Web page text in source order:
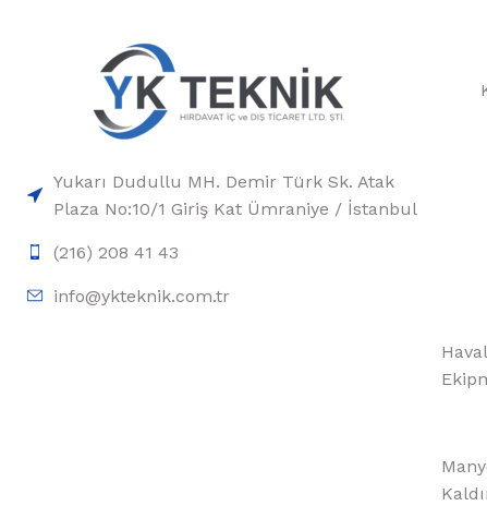
Yukarı Dudullu MH. Demir Türk Sk. Atak
Plaza No:10/1 Giriş Kat Ümraniye / İstanbul
(216) 208 41 43
info@ykteknik.com.tr